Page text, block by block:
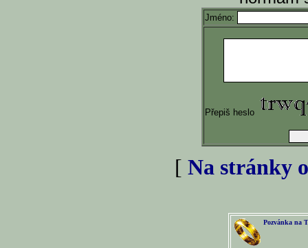
Jméno:
Přepiš heslo
[ Na stránky
Pozvánka na